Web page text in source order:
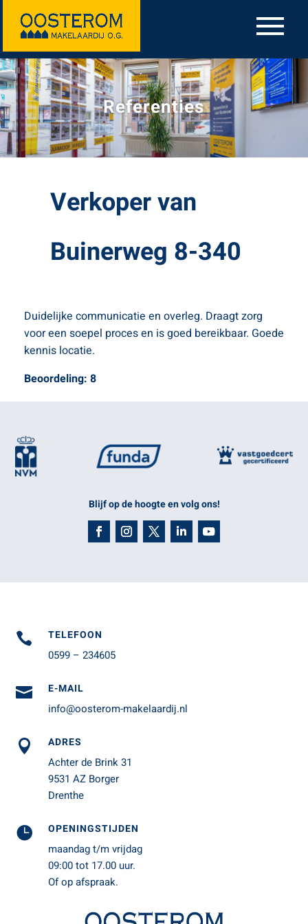
Referenties
Verkoper van
Buinerweg 8-340
Duidelijke communicatie en overleg. Draagt zorg
voor een soepel proces en is goed bereikbaar. Goede
kennis locatie.
Beoordeling: 8
Blijf op de hoogte en volg ons!
 TELEFOON
0599 – 234605
 E-MAIL
info@oosterom-makelaardij.nl
 ADRES
Achter de Brink 31
9531 AZ Borger
Drenthe
 OPENINGSTIJDEN
maandag t/m vrijdag
09:00 tot 17.00 uur.
Of op afspraak.